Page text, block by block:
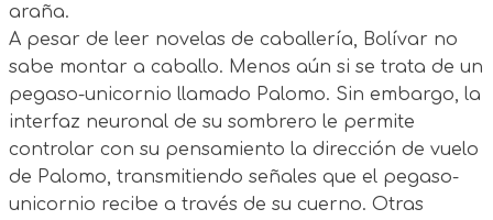
araña.
A pesar de leer novelas de caballería, Bolívar no
sabe montar a caballo. Menos aún si se trata de un
pegaso-unicornio llamado Palomo. Sin embargo, la
interfaz neuronal de su sombrero le permite
controlar con su pensamiento la dirección de vuelo
de Palomo, transmitiendo señales que el pegaso-
unicornio recibe a través de su cuerno. Otras